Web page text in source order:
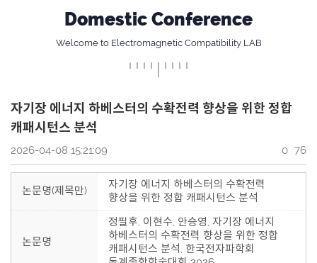
Domestic Conference
Welcome to Electromagnetic Compatibility LAB
자기장 에너지 하베스터의 수확전력 향상을 위한 정합
캐패시턴스 분석
2026-04-08 15:21:09 0 76
논문명(제목만)
자기장 에너지 하베스터의 수확전력
향상을 위한 정합 캐패시턴스 분석
논문명
정필후, 이현수, 안승영, 자기장 에너지
하베스터의 수확전력 향상을 위한 정합
캐패시턴스 분석, 한국전자파학회